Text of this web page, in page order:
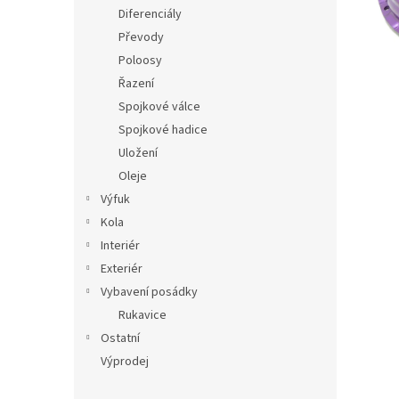
Diferenciály
Převody
Poloosy
Řazení
Spojkové válce
Spojkové hadice
Uložení
Oleje
Výfuk
Kola
Interiér
Exteriér
Vybavení posádky
Rukavice
Ostatní
Výprodej